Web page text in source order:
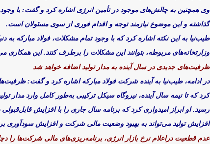
وی همچنین به چالش‌های موجود در تأمین انرژی اشاره کرد و گفت: با وجود
گذاشته و این موضوع نیازمند توجه و اقدام فوری از سوی مسئولان است.
طیب‌نیا به این نکته اشاره کرد که با وجود تمام مشکلات، فولاد مبارکه
وزارتخانه‌های مربوطه، بتوانند این مشکلات را برطرف کنند. این
ظرفیت‌های جدیدی در سال آینده به مدار تولید اضافه خواهد شد
در ادامه، طیب‌نیا به آینده شرکت فولاد مبارکه اشاره کرد و گفت:
کرد که تا نیمه سال آینده، نیروگاه سیکل ترکیبی به‌طور کامل وارد مدار
رسید. او ابراز امیدواری کرد که برنامه سال جاری را با افزایش
افزایش تولید می‌تواند به بهبود وضعیت مالی شرکت و افزایش سودآوری
عدم قطعیت دراعلام نرخ بازار انرژی، برنامه‌ریزی‌های مالی شرکت‌ها را